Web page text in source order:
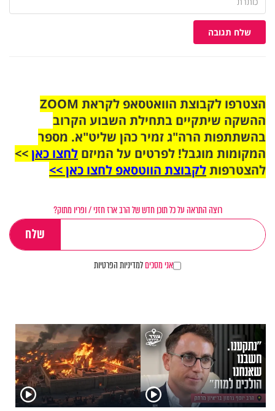
שלח תגובה
הצטרפו לקבוצת הוואטסאפ לקראת ZOOM
ההשקה שיתקיים בתחילת השבוע הקרוב
בהשתתפות הרה"ג זמיר כהן שליט"א. מספר
המקומות מוגבל! לפרטים על המיזם לחצו כאן>>
להצטרפותלקבוצת הווטסאפ לחצו כאן >>
רוצה התראה על כל תוכן חדש של הרב ארז חזני / ופריו מתוק?
אני מסכיםלמדיניות הפרטיות